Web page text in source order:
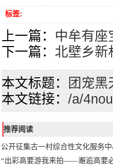
标签:
上一篇： 中牟有座
下一篇： 北壁乡新
本文标题：
团宠
本文链接： /a/
推荐阅读
公开征集古一村综合性文化服务
“出彩高要游我来拍——邂逅高要